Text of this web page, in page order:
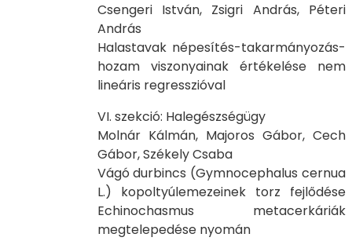
Csengeri István, Zsigri András, Péteri
András
Halastavak népesítés-takarmányozás-
hozam viszonyainak értékelése nem
lineáris regresszióval
VI. szekció: Halegészségügy
Molnár Kálmán, Majoros Gábor, Cech
Gábor, Székely Csaba
Vágó durbincs (Gymnocephalus cernua
L.) kopoltyúlemezeinek torz fejlődése
Echinochasmus metacerkáriák
megtelepedése nyomán